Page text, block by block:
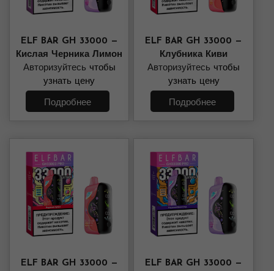
ELF BAR GH 33000 —
Кислая Черника Лимон
Авторизуйтесь чтобы
узнать цену
Подробнее
ELF BAR GH 33000 —
Клубника Киви
Авторизуйтесь чтобы
узнать цену
Подробнее
ELF BAR GH 33000 —
ELF BAR GH 33000 —